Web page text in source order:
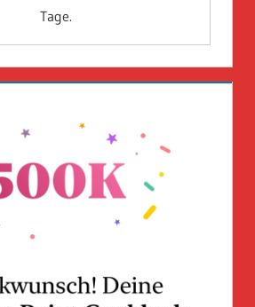
Tage.